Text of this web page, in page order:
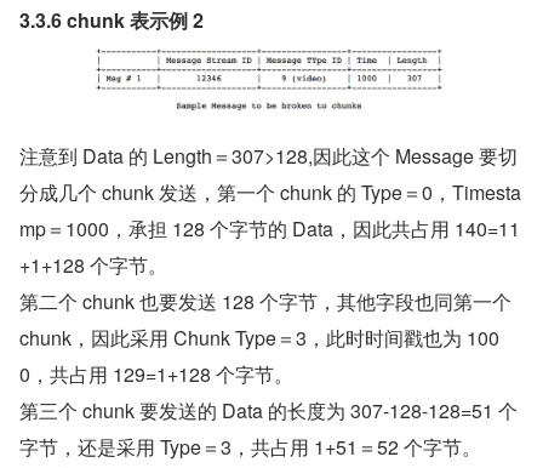
3.3.6 chunk 表示例 2
注意到 Data 的 Length＝307>128,因此这个 Message 要切
分成几个 chunk 发送，第一个 chunk 的 Type＝0，Timesta
mp＝1000，承担 128 个字节的 Data，因此共占用 140=11
+1+128 个字节。
第二个 chunk 也要发送 128 个字节，其他字段也同第一个
chunk，因此采用 Chunk Type＝3，此时时间戳也为 100
0，共占用 129=1+128 个字节。
第三个 chunk 要发送的 Data 的长度为 307-128-128=51 个
字节，还是采用 Type＝3，共占用 1+51＝52 个字节。